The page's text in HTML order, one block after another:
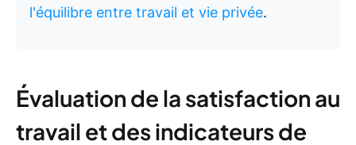
l'équilibre entre travail et vie privée.
Évaluation de la satisfaction au
travail et des indicateurs de